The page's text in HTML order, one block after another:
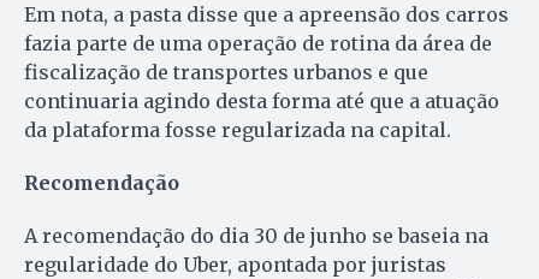
Em nota, a pasta disse que a apreensão dos carros
fazia parte de uma operação de rotina da área de
fiscalização de transportes urbanos e que
continuaria agindo desta forma até que a atuação
da plataforma fosse regularizada na capital.
Recomendação
A recomendação do dia 30 de junho se baseia na
regularidade do Uber, apontada por juristas